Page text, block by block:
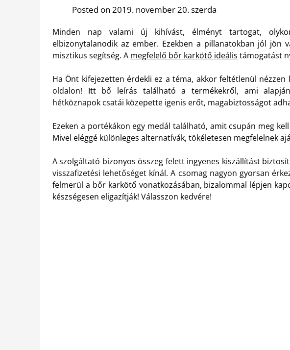
Posted on 2019. november 20. szerda
Minden nap valami új kihívást, élményt tartogat,
elbizonytalanodik az ember. Ezekben a pillanatokban jól jön
misztikus segítség. A megfelelő bőr karkötő ideális támogatást
Ha Önt kifejezetten érdekli ez a téma, akkor feltétlenül
oldalon! Itt bő leírás található a termékekről, ami
hétköznapok csatái közepette igenis erőt, magabiztosságot
Ezeken a portékákon egy medál található, amit csupán meg
Mivel eléggé különleges alternatívák, tökéletesen megfelelnek
A szolgáltató bizonyos összeg felett ingyenes kiszállítást
visszafizetési lehetőséget kínál. A csomag nagyon gyorsan
felmerül a bőr karkötő vonatkozásában, bizalommal lépjen
készségesen eligazítják! Válasszon kedvére!